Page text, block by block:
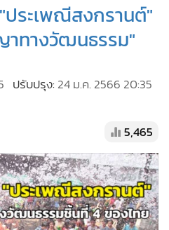
ประเพณีสงกรานต์"
ทางวัฒนธรรม"
ปรับปรุง: 24 ม.ค. 2566 20:35
5,465